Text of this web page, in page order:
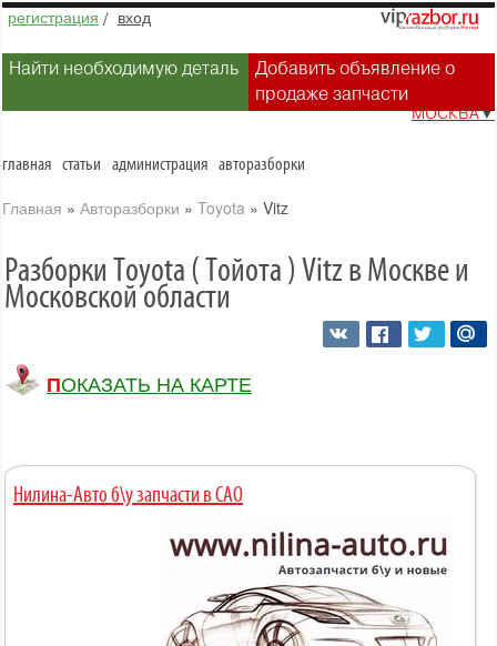
регистрация / вход
Найти необходимую деталь
Добавить объявление о
продаже запчасти
МОСКВА▼
главная статьи администрация авторазборки
Главная » Авторазборки » Toyota » Vitz
Разборки Toyota ( Тойота ) Vitz в Москве и
Московской области
ПОКАЗАТЬ НА КАРТЕ
Нилина-Авто б\у запчасти в САО